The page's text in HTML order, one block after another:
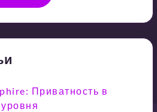
Приватность в